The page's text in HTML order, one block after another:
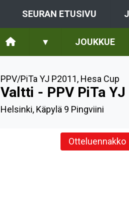
SEURAN ETUSIVU
▾ JOUKKUE
PPV/PiTa YJ P2011, Hesa Cup
Valtti - PPV PiTa YJ
Helsinki, Käpylä 9 Pingviini
Otteluennakko